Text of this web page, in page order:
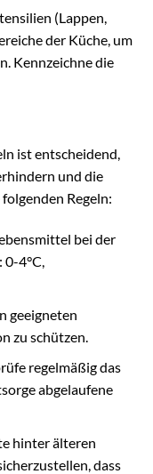
(Lappen,
der Küche, um
Kennzeichne die
ist entscheidend,
und die
Regeln:
bei der
4°C,
geeigneten
zu schützen.
regelmäßig das
abgelaufene
hinter älteren
dass